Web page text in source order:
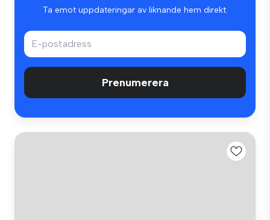
Ta emot uppdateringar av liknande hem direkt.
Prenumerera